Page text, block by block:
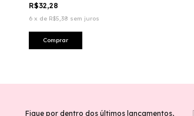
R$32,28
6 x de R$5,38 sem juros
Fique por dentro dos últimos lançamentos,